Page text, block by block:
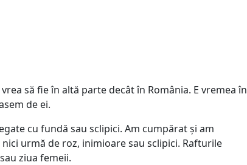
să fie în altă parte decât în România. E vremea în
de ei.
cu fundă sau sclipici. Am cumpărat și am
urmă de roz, inimioare sau sclipici. Rafturile
ziua femeii.